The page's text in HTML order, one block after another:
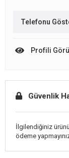
Telefonu
Profili
Güvenlik
İlgilendiğiniz
ödeme